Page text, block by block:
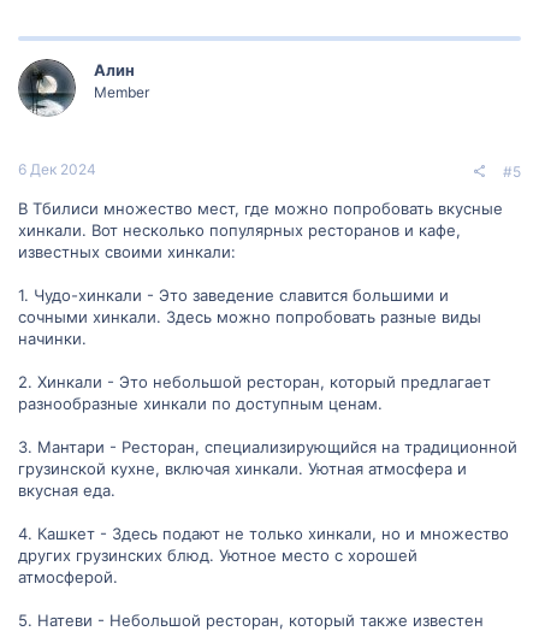
Алин
Member
6 Дек 2024 #5
В Тбилиси множество мест, где можно попробовать вкусные
хинкали. Вот несколько популярных ресторанов и кафе,
известных своими хинкали:
1. Чудо-хинкали - Это заведение славится большими и
сочными хинкали. Здесь можно попробовать разные виды
начинки.
2. Хинкали - Это небольшой ресторан, который предлагает
разнообразные хинкали по доступным ценам.
3. Мантари - Ресторан, специализирующийся на традиционной
грузинской кухне, включая хинкали. Уютная атмосфера и
вкусная еда.
4. Кашкет - Здесь подают не только хинкали, но и множество
других грузинских блюд. Уютное место с хорошей
атмосферой.
5. Натеви - Небольшой ресторан, который также известен